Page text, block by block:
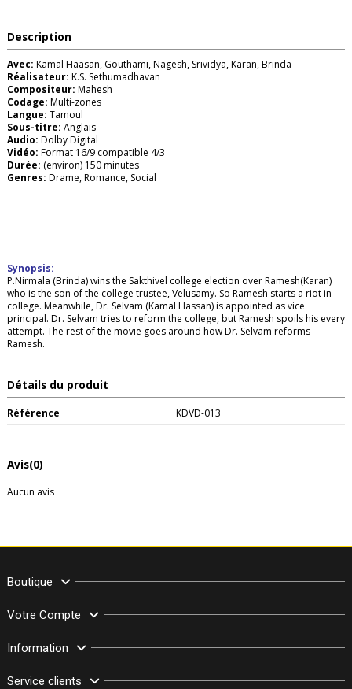
Description
Avec: Kamal Haasan, Gouthami, Nagesh, Srividya, Karan, Brinda
Réalisateur: K.S. Sethumadhavan
Compositeur: Mahesh
Codage: Multi-zones
Langue: Tamoul
Sous-titre: Anglais
Audio: Dolby Digital
Vidéo: Format 16/9 compatible 4/3
Durée: (environ) 150 minutes
Genres: Drame, Romance, Social
Synopsis:
P.Nirmala (Brinda) wins the Sakthivel college election over Ramesh(Karan)
who is the son of the college trustee, Velusamy. So Ramesh starts a riot in
college. Meanwhile, Dr. Selvam (Kamal Hassan) is appointed as vice
principal. Dr. Selvam tries to reform the college, but Ramesh spoils his every
attempt. The rest of the movie goes around how Dr. Selvam reforms
Ramesh.
Détails du produit
Référence KDVD-013
Avis(0)
Aucun avis
Boutique
Votre Compte
Information
Service clients